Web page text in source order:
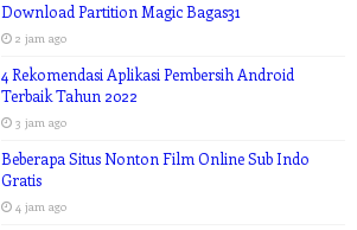
Download Partition Magic Bagas31
2 jam ago
4 Rekomendasi Aplikasi Pembersih Android
Terbaik Tahun 2022
3 jam ago
Beberapa Situs Nonton Film Online Sub Indo
Gratis
4 jam ago